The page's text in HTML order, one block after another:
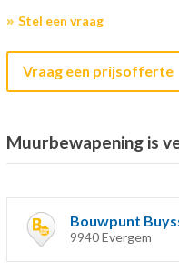
Stel een vraag
Vraag een prijsofferte
Muurbewapening is
Bouwpunt
9940 Evergem